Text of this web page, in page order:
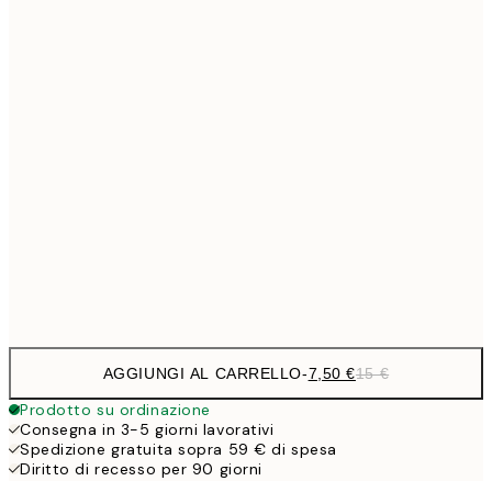
AGGIUNGI AL CARRELLO-7,50 €15 €
Prodotto su ordinazione
Consegna in 3-5 giorni lavorativi
Spedizione gratuita sopra 59 € di spesa
Diritto di recesso per 90 giorni